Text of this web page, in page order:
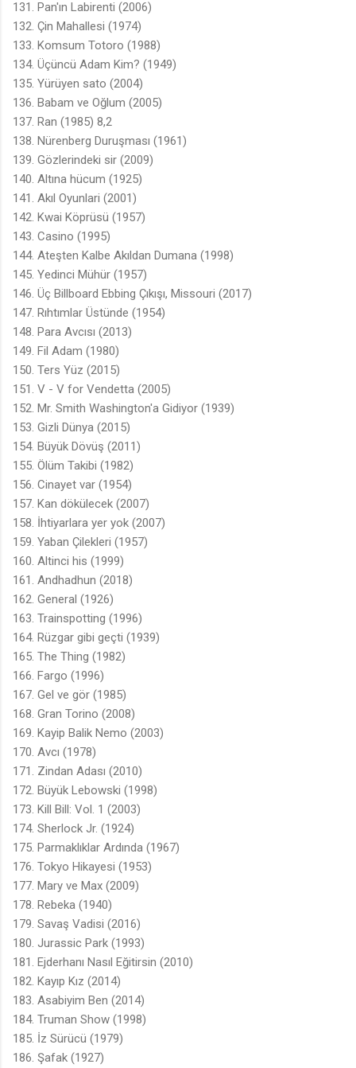
131. Pan'ın Labirenti (2006)
132. Çin Mahallesi (1974)
133. Komsum Totoro (1988)
134. Üçüncü Adam Kim? (1949)
135. Yürüyen sato (2004)
136. Babam ve Oğlum (2005)
137. Ran (1985) 8,2
138. Nürenberg Duruşması (1961)
139. Gözlerindeki sir (2009)
140. Altına hücum (1925)
141. Akıl Oyunlari (2001)
142. Kwai Köprüsü (1957)
143. Casino (1995)
144. Ateşten Kalbe Akıldan Dumana (1998)
145. Yedinci Mühür (1957)
146. Üç Billboard Ebbing Çıkışı, Missouri (2017)
147. Rıhtımlar Üstünde (1954)
148. Para Avcısı (2013)
149. Fil Adam (1980)
150. Ters Yüz (2015)
151. V - V for Vendetta (2005)
152. Mr. Smith Washington'a Gidiyor (1939)
153. Gizli Dünya (2015)
154. Büyük Dövüş (2011)
155. Ölüm Takibi (1982)
156. Cinayet var (1954)
157. Kan dökülecek (2007)
158. İhtiyarlara yer yok (2007)
159. Yaban Çilekleri (1957)
160. Altinci his (1999)
161. Andhadhun (2018)
162. General (1926)
163. Trainspotting (1996)
164. Rüzgar gibi geçti (1939)
165. The Thing (1982)
166. Fargo (1996)
167. Gel ve gör (1985)
168. Gran Torino (2008)
169. Kayip Balik Nemo (2003)
170. Avcı (1978)
171. Zindan Adası (2010)
172. Büyük Lebowski (1998)
173. Kill Bill: Vol. 1 (2003)
174. Sherlock Jr. (1924)
175. Parmaklıklar Ardında (1967)
176. Tokyo Hikayesi (1953)
177. Mary ve Max (2009)
178. Rebeka (1940)
179. Savaş Vadisi (2016)
180. Jurassic Park (1993)
181. Ejderhanı Nasıl Eğitirsin (2010)
182. Kayıp Kız (2014)
183. Asabiyim Ben (2014)
184. Truman Show (1998)
185. İz Sürücü (1979)
186. Şafak (1927)